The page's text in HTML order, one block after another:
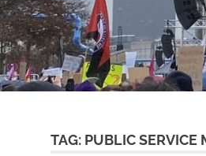
TAG: PUBLIC SERVICE